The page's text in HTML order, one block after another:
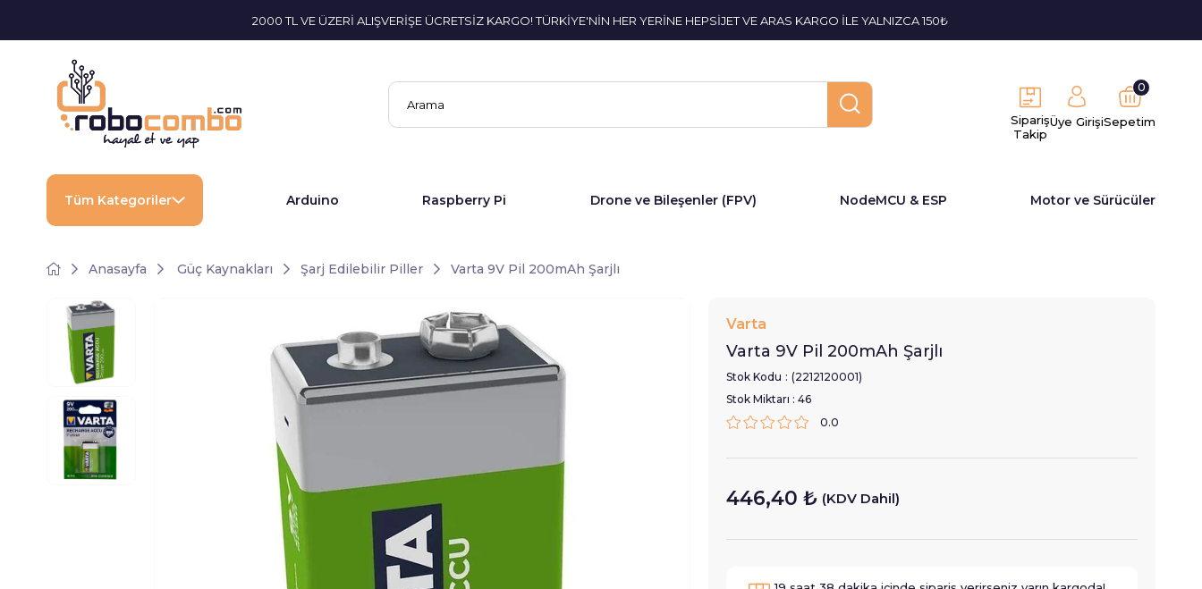
2000 TL VE ÜZERİ ALIŞVERİŞE ÜCRETSİZ KARGO! TÜRKİYE'NİN HER YERİNE HEPSİJET VE ARAS KARGO İLE YALNIZCA 150₺
Sipariş
Takip
Üye GirişiSepetim
0
Tüm Kategoriler Arduino Raspberry Pi Drone ve Bileşenler (FPV) NodeMCU & ESP Motor ve Sürücüler
Anasayfa Güç Kaynakları Şarj Edilebilir Piller Varta 9V Pil 200mAh Şarjlı
Varta
Varta 9V Pil 200mAh Şarjlı
Stok Kodu
(2212120001)
Stok Miktarı : 46
0.0
446,40 ₺ (KDV Dahil)